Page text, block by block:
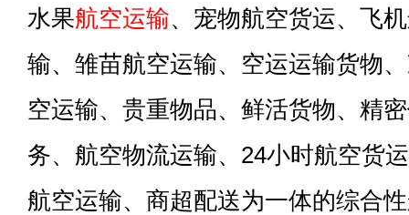
水果航空运输、宠物航空货运、飞
输、雏苗航空运输、空运运输货物
空运输、贵重物品、鲜活货物、精
务、航空物流运输、24小时航空货
航空运输、商超配送为一体的综合